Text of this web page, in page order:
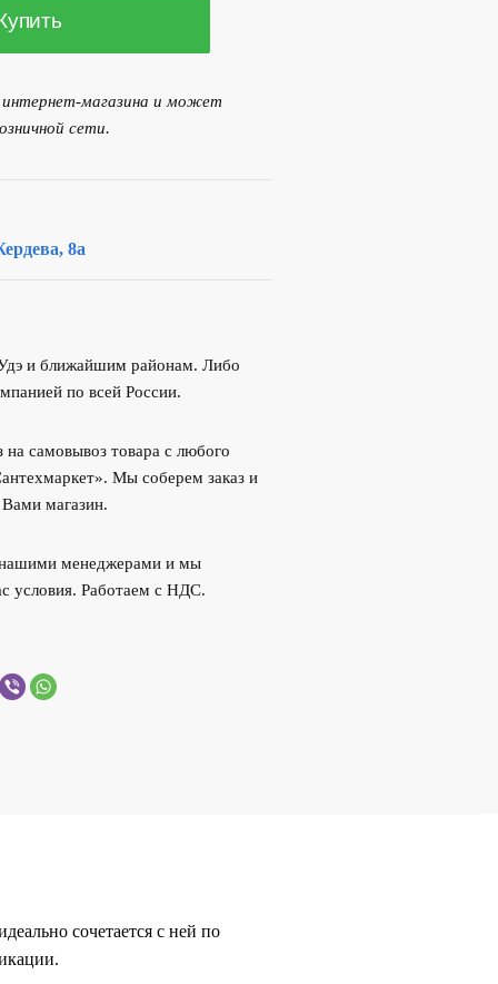
интернет-магазина и может
сети.
8а
и ближайшим районам. Либо
по всей России.
самовывоз товара с любого
Мы соберем заказ и
магазин.
менеджерами и мы
условия. Работаем с НДС.
сочетается с ней по